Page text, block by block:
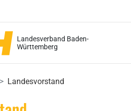
Landesverband Baden-
Württemberg
Landesvorstand